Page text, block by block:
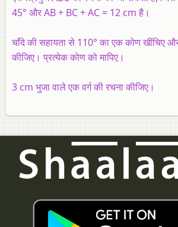
45° और AB + BC + AC = 12 cm है।
चाँदे की सहायता से 110° का एक कोण खींचिए और
कीजिए। प्रत्येक कोण को मापिए।
3 cm भुजा वाले एक वर्ग की रचना कीजिए।